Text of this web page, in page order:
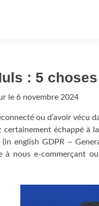
: 5
le 6 novembre 2024
ou d’avoir vécu
certainement échappé
(in english GDPR –
à nous e-commerçant